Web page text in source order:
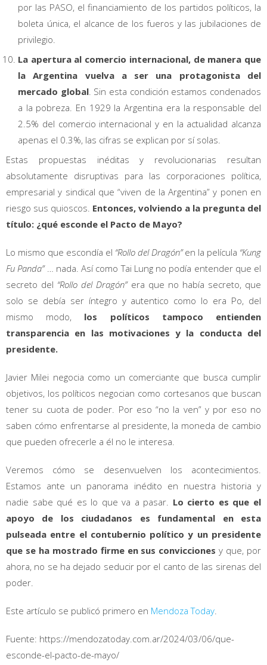
por las PASO, el financiamiento de los partidos políticos, la
boleta única, el alcance de los fueros y las jubilaciones de
privilegio.
La apertura al comercio internacional, de manera que
la Argentina vuelva a ser una protagonista del
mercado global. Sin esta condición estamos condenados
a la pobreza. En 1929 la Argentina era la responsable del
2.5% del comercio internacional y en la actualidad alcanza
apenas el 0.3%, las cifras se explican por sí solas.
Estas propuestas inéditas y revolucionarias resultan
absolutamente disruptivas para las corporaciones política,
empresarial y sindical que “viven de la Argentina” y ponen en
riesgo sus quioscos. Entonces, volviendo a la pregunta del
título: ¿qué esconde el Pacto de Mayo?
Lo mismo que escondía el “Rollo del Dragón”en la película “Kung
Fu Panda”… nada. Así como Tai Lung no podía entender que el
secreto del “Rollo del Dragón”era que no había secreto, que
solo se debía ser íntegro y autentico como lo era Po, del
mismo modo, los políticos tampoco entienden
transparencia en las motivaciones y la conducta del
presidente.
Javier Milei negocia como un comerciante que busca cumplir
objetivos, los políticos negocian como cortesanos que buscan
tener su cuota de poder. Por eso “no la ven” y por eso no
saben cómo enfrentarse al presidente, la moneda de cambio
que pueden ofrecerle a él no le interesa.
Veremos cómo se desenvuelven los acontecimientos.
Estamos ante un panorama inédito en nuestra historia y
nadie sabe qué es lo que va a pasar. Lo cierto es que el
apoyo de los ciudadanos es fundamental en esta
pulseada entre el contubernio político y un presidente
que se ha mostrado firme en sus convicciones y que, por
ahora, no se ha dejado seducir por el canto de las sirenas del
poder.
Este artículo se publicó primero en Mendoza Today
Fuente: https://mendozatoday.com.ar/2024/03/06/que-
esconde-el-pacto-de-mayo/